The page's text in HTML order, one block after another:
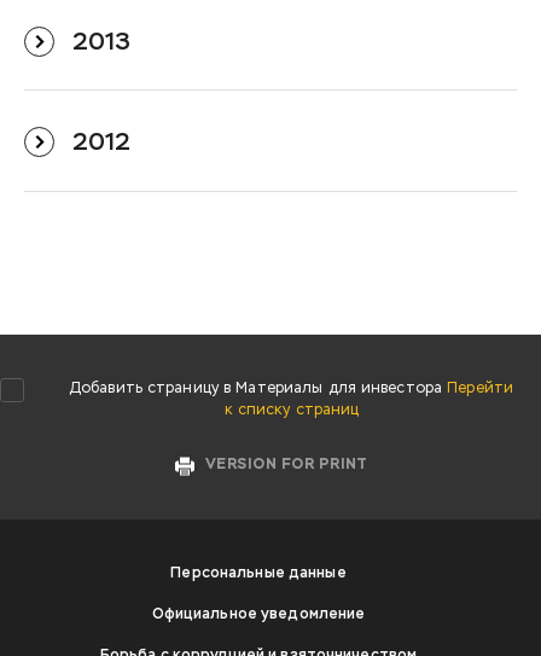
2013
2012
Добавить страницу в Материалы для инвестора
Перейти
к списку страниц
VERSION FOR PRINT
Персональные данные
Официальное уведомление